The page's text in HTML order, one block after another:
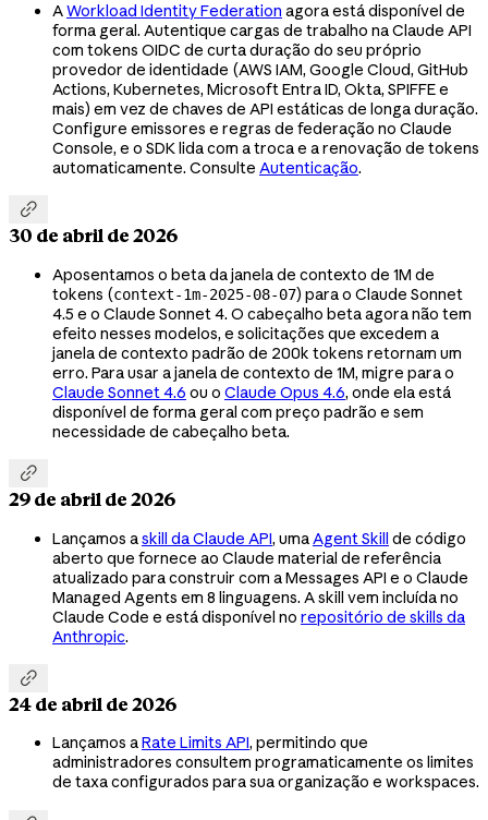
AWorkload Identity Federation agora está disponível de
forma geral. Autentique cargas de trabalho na Claude API
com tokens OIDC de curta duração do seu próprio
provedor de identidade (AWS IAM, Google Cloud, GitHub
Actions, Kubernetes, Microsoft Entra ID, Okta, SPIFFE e
mais) em vez de chaves de API estáticas de longa duração.
Configure emissores e regras de federação no Claude
Console, e o SDK lida com a troca e a renovação de tokens
automaticamente. Consulte Autenticação.

30 de abril de 2026
Aposentamos o beta da janela de contexto de 1M de
tokens (context-1m-2025-08-07) para o Claude Sonnet
4.5 e o Claude Sonnet 4. O cabeçalho beta agora não tem
efeito nesses modelos, e solicitações que excedem a
janela de contexto padrão de 200k tokens retornam um
erro. Para usar a janela de contexto de 1M, migre para o
Claude Sonnet 4.6 ou o Claude Opus 4.6, onde ela está
disponível de forma geral com preço padrão e sem
necessidade de cabeçalho beta.

29 de abril de 2026
Lançamos askill da Claude API, uma Agent Skill de código
aberto que fornece ao Claude material de referência
atualizado para construir com a Messages API e o Claude
Managed Agents em 8 linguagens. A skill vem incluída no
Claude Code e está disponível no repositório de skills da
Anthropic.

24 de abril de 2026
Lançamos aRate Limits API, permitindo que
administradores consultem programaticamente os limites
de taxa configurados para sua organização e workspaces.